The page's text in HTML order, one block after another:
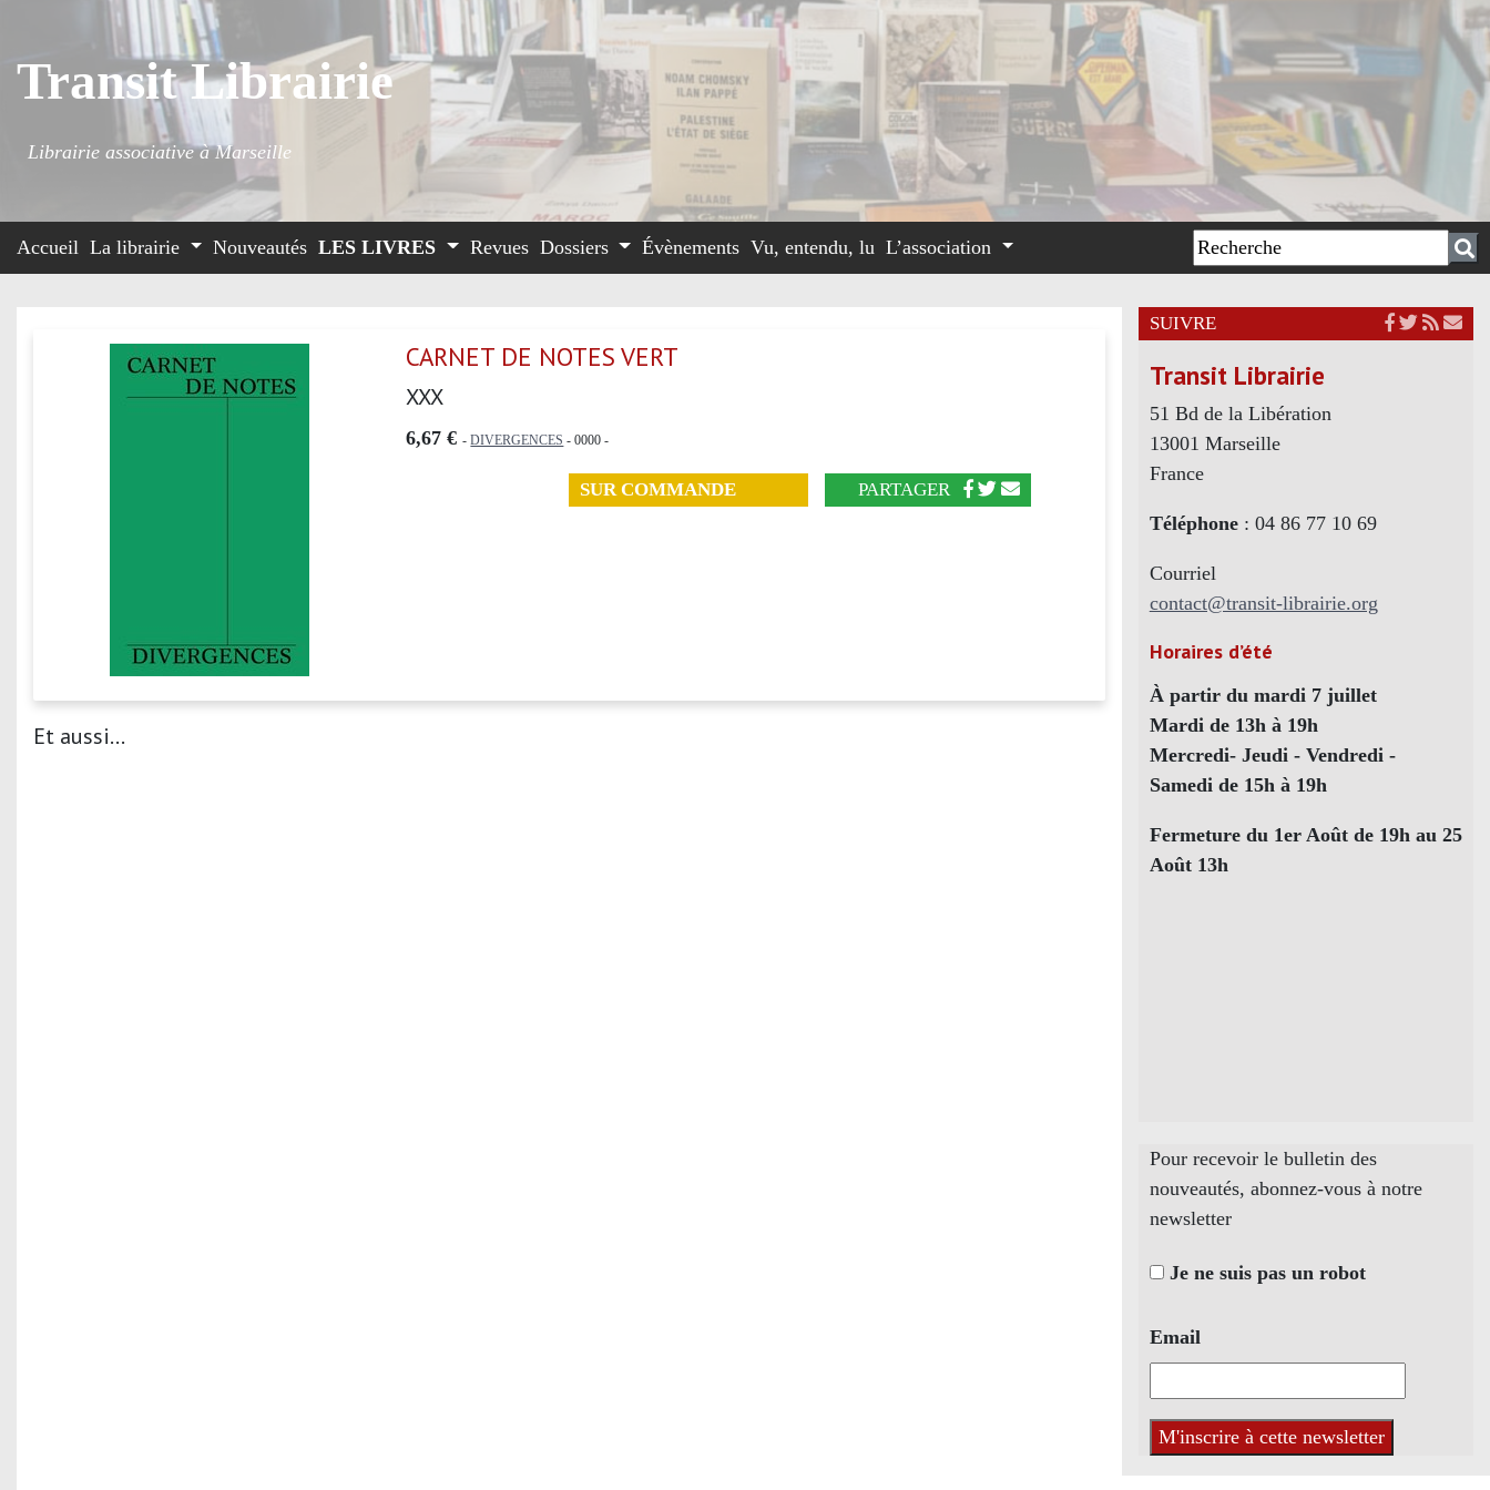
Transit Librairie
Librairie associative à Marseille
Accueil La librairie Nouveautés LES LIVRES Revues Dossiers Évènements Vu, entendu, lu L’association
CARNET DE NOTES VERT
XXX
6,67 € -DIVERGENCES - 0000 -
SUR COMMANDE PARTAGER
Et aussi...
SUIVRE
Transit Librairie
51 Bd de la Libération
13001 Marseille
France
Téléphone: 04 86 77 10 69
Courriel
contact@transit-librairie.org
Horaires d’été
À partir du mardi 7 juillet
Mardi de 13h à 19h
Mercredi- Jeudi - Vendredi -
Samedi de 15h à 19h
Fermeture du 1er Août de 19h au 25
Août 13h
Pour recevoir le bulletin des
nouveautés, abonnez-vous à notre
newsletter
Je ne suis pas un robot
Email